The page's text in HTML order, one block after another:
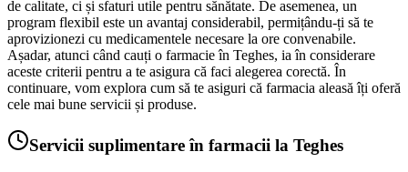
de calitate, ci și sfaturi utile pentru sănătate. De asemenea, un
program flexibil este un avantaj considerabil, permițându-ți să te
aprovizionezi cu medicamentele necesare la ore convenabile.
Așadar, atunci când cauți o farmacie în Teghes, ia în considerare
aceste criterii pentru a te asigura că faci alegerea corectă. În
continuare, vom explora cum să te asiguri că farmacia aleasă îți oferă
cele mai bune servicii și produse.
Servicii suplimentare în farmacii la Teghes